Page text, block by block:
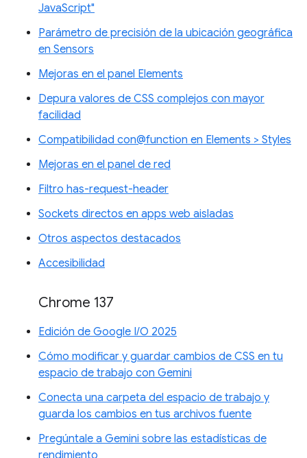
JavaScript"
Parámetro de precisión de la ubicación geográfica
en Sensors
Mejoras en el panel Elements
Depura valores de CSS complejos con mayor
facilidad
Compatibilidad con@function en Elements > Styles
Mejoras en el panel de red
Filtro has-request-header
Sockets directos en apps web aisladas
Otros aspectos destacados
Accesibilidad
Chrome 137
Edición de Google I/O 2025
Cómo modificar y guardar cambios de CSS en tu
espacio de trabajo con Gemini
Conecta una carpeta del espacio de trabajo y
guarda los cambios en tus archivos fuente
Pregúntale a Gemini sobre las estadísticas de